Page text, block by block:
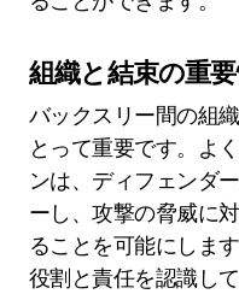
組織と結束の重
バックスリー間の組
とって重要です。よ
ンは、ディフェンダ
ーし、攻撃の脅威に
ることを可能にしま
役割と責任を認識し